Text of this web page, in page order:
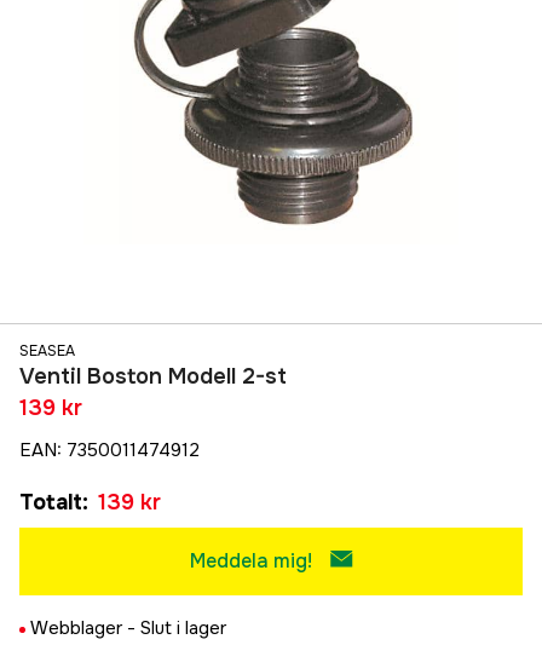
SEASEA
Ventil Boston Modell 2-st
139 kr
EAN: 7350011474912
Totalt: 139 kr
Meddela mig!
Webblager - Slut i lager